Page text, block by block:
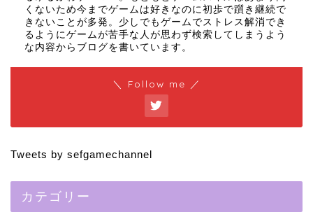
くないため今までゲームは好きなのに初歩で躓き継続で
きないことが多発。少しでもゲームでストレス解消でき
るようにゲームが苦手な人が思わず検索してしまうよう
な内容からブログを書いています。
＼ Follow me ／
Tweets by sefgamechannel
カテゴリー